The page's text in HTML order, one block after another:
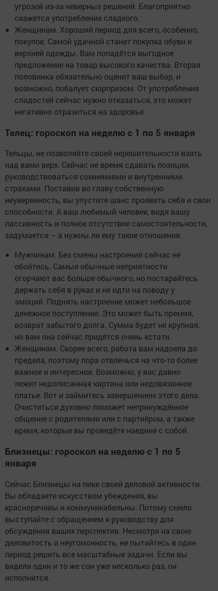
угрозой из-за неверных решений. Благоприятно
скажется употребление сладкого.
Женщинам. Хороший период для всего, особенно,
покупок. Самой удачной станет покупка обуви и
верхней одежды. Вам попадётся выгодное
предложение на товар высокого качества. Вторая
половинка обязательно оценит ваш выбор, и
возможно, побалует сюрпризом. От употребления
сладостей сейчас нужно отказаться, это может
негативно отразиться на здоровье.
Телец: гороскоп на неделю с 1 по 5 января
Тельцы, не позволяйте своей нерешительности взять
над вами верх. Сейчас не время сдавать позиции,
руководствоваться сомнениями и внутренними
страхами. Поставив во главу собственную
неуверенность, вы упустите шанс проявить себя и свои
способности. А ваш любимый человек, видя вашу
пассивность и полное отсутствие самостоятельности,
задумается – а нужны ли ему такие отношения.
Мужчинам. Без смены настроения сейчас не
обойтись. Самые обычные неприятности
огорчают вас больше обычного, но постарайтесь
держать себя в руках и не идти на поводу у
эмоций. Поднять настроение может небольшое
денежное поступление. Это может быть премия,
возврат забытого долга. Сумма будет не крупная,
но вам она сейчас придётся очень кстати.
Женщинам. Скорее всего, работа вам надоела до
предела, поэтому пора отвлечься на что-то более
важное и интересное. Возможно, у вас давно
лежит недописанная картина или недовязанное
платье. Вот и займитесь завершением этого дела.
Очиститься духовно поможет непринуждённое
общение с родителями или с партнёром, а также
время, которые вы проведёте наедине с собой.
Близнецы: гороскоп на неделю с 1 по 5
января
Сейчас Близнецы на пике своей деловой активности.
Вы обладаете искусством убеждения, вы
красноречивы и коммуникабельны. Потому смело
выступайте с обращением к руководству для
обсуждения ваших перспектив. Несмотря на свою
деловитость и неугомонность, не пытайтесь в один
период решить все масштабные задачи. Если вы
видели один и то же сон уже несколько раз, он
исполнится.